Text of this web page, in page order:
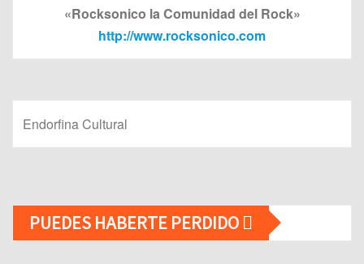
«Rocksonico la Comunidad del Rock»
http://www.rocksonico.com
Endorfina Cultural
PUEDES HABERTE PERDIDO